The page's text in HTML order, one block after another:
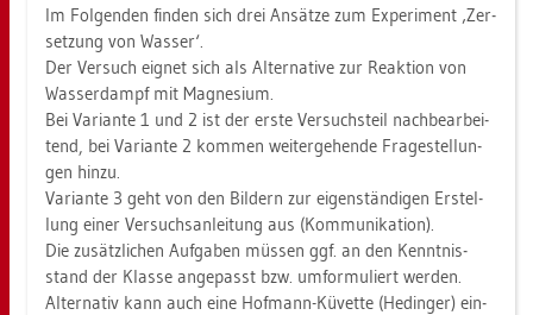
Im Fol­gen­den fin­den sich drei An­sät­ze zum Ex­pe­ri­ment ‚Zer­
set­zung von Was­ser‘.
Der Ver­such eig­net sich als Al­ter­na­ti­ve zur Re­ak­ti­on von
Was­ser­dampf mit Ma­gne­si­um.
Bei Va­ri­an­te 1 und 2 ist der erste Ver­suchs­teil nach­be­ar­bei­
tend, bei Va­ri­an­te 2 kom­men wei­ter­ge­hen­de Fra­ge­stel­lun­
gen hinzu.
Va­ri­an­te 3 geht von den Bil­dern zur ei­gen­stän­di­gen Er­stel­
lung einer Ver­suchs­an­lei­tung aus (Kom­mu­ni­ka­ti­on).
Die zu­sätz­li­chen Auf­ga­ben müs­sen ggf. an den Kennt­nis­
stand der Klas­se an­ge­passt bzw. um­for­mu­liert wer­den.
Al­ter­na­tiv kann auch eine Hof­mann-Kü­vet­te (Hedin­ger) ein­